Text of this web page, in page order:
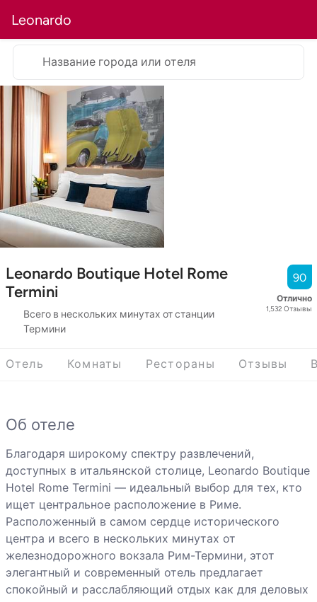
Leonardo
Leonardo Boutique Hotel Rome
Termini
Всего в нескольких минутах от станции
Термини
90
Отлично
1,532 Отзывы
Название города или отеля
Отель Комнаты Рестораны Отзывы
Об отеле
Благодаря широкому спектру развлечений,
доступных в итальянской столице, Leonardo Boutique
Hotel Rome Termini — идеальный выбор для тех, кто
ищет центральное расположение в Риме.
Расположенный в самом сердце исторического
центра и всего в нескольких минутах от
железнодорожного вокзала Рим-Термини, этот
элегантный и современный отель предлагает
спокойный и расслабляющий отдых как для деловых